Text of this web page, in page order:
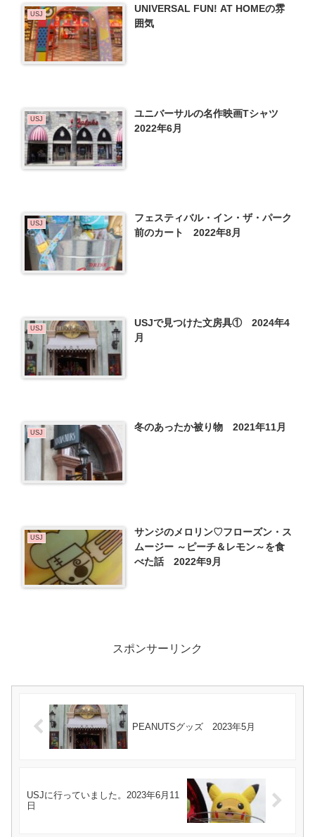
USJ
UNIVERSAL FUN! AT HOMEの雰
囲気
USJ
ユニバーサルの名作映画Tシャツ
2022年6月
USJ
フェスティバル・イン・ザ・パーク
前のカート 2022年8月
USJ
USJで見つけた文房具① 2024年4
月
USJ 冬のあったか被り物 2021年11月
USJ
サンジのメロリン♡フローズン・ス
ムージー ～ピーチ＆レモン～を食
べた話 2022年9月
スポンサーリンク
PEANUTSグッズ 2023年5月
USJに行っていました。2023年6月11
日